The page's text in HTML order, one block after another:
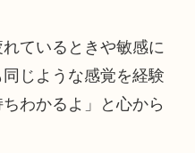
ているときや敏感に
じような感覚を経験
わかるよ」と心から